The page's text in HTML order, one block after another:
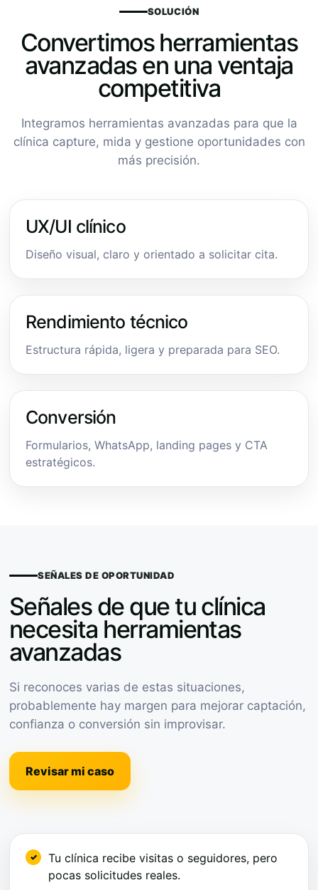
SOLUCIÓN
Convertimos herramientas
avanzadas en una ventaja
competitiva
Integramos herramientas avanzadas para que la
clínica capture, mida y gestione oportunidades con
más precisión.
UX/UI clínico
Diseño visual, claro y orientado a solicitar cita.
Rendimiento técnico
Estructura rápida, ligera y preparada para SEO.
Conversión
Formularios, WhatsApp, landing pages y CTA
estratégicos.
SEÑALES DE OPORTUNIDAD
Señales de que tu clínica
necesita herramientas
avanzadas
Si reconoces varias de estas situaciones,
probablemente hay margen para mejorar captación,
confianza o conversión sin improvisar.
Revisar mi caso
Tu clínica recibe visitas o seguidores, pero
pocas solicitudes reales.